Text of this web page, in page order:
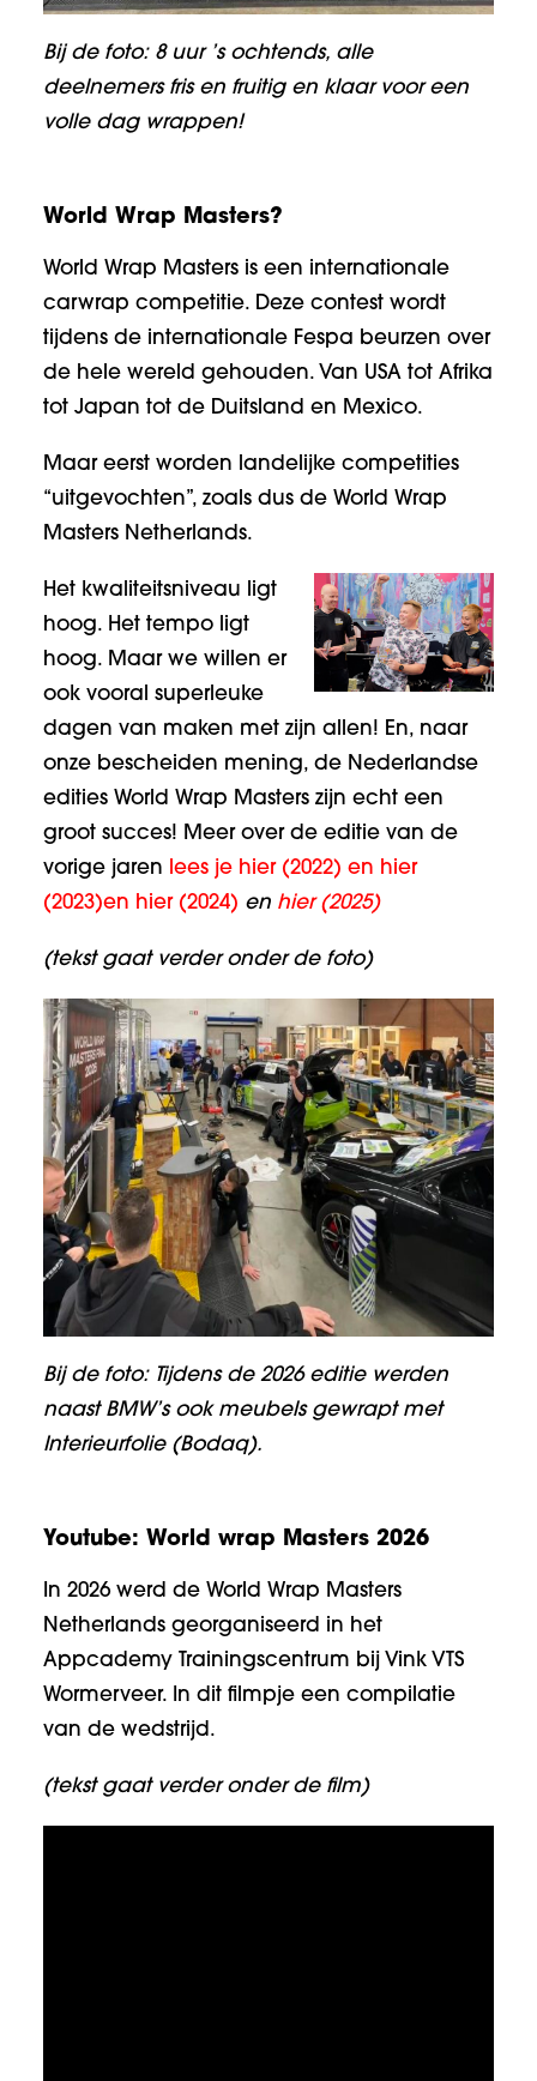
Bij de foto: 8 uur ’s ochtends, alle
deelnemers fris en fruitig en klaar voor een
volle dag wrappen!
World Wrap Masters?
World Wrap Masters is een internationale
carwrap competitie. Deze contest wordt
tijdens de internationale Fespa beurzen over
de hele wereld gehouden. Van USA tot Afrika
tot Japan tot de Duitsland en Mexico.
Maar eerst worden landelijke competities
“uitgevochten”, zoals dus de World Wrap
Masters Netherlands.
Het kwaliteitsniveau ligt
hoog. Het tempo ligt
hoog. Maar we willen er
ook vooral superleuke
dagen van maken met zijn allen! En, naar
onze bescheiden mening, de Nederlandse
edities World Wrap Masters zijn echt een
groot succes! Meer over de editie van de
vorige jaren lees je hier (2022) en hier
(2023)en hier (2024) en hier (2025)
(tekst gaat verder onder de foto)
Bij de foto: Tijdens de 2026 editie werden
naast BMW’s ook meubels gewrapt met
Interieurfolie (Bodaq).
Youtube: World wrap Masters 2026
In 2026 werd de World Wrap Masters
Netherlands georganiseerd in het
Appcademy Trainingscentrum bij Vink VTS
Wormerveer. In dit filmpje een compilatie
van de wedstrijd.
(tekst gaat verder onder de film)